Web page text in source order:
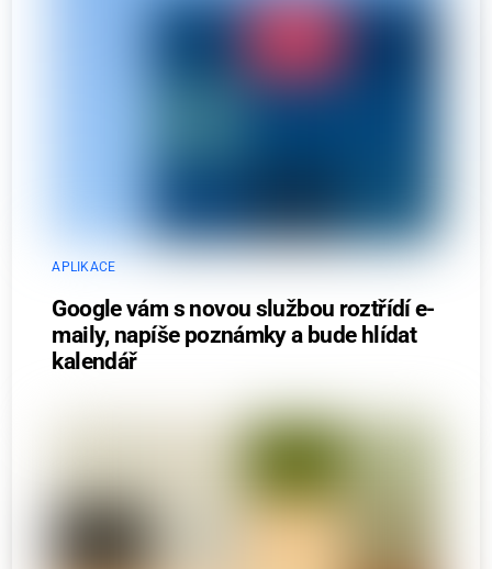
APLIKACE
Google vám s novou službou roztřídí e-
maily, napíše poznámky a bude hlídat
kalendář